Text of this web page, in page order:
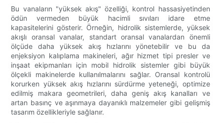
Bu vanaların "yüksek akış" özelliği, kontrol hassasiyetinden
ödün vermeden büyük hacimli sıvıları idare etme
kapasitelerini gösterir. Örneğin, hidrolik sistemlerde, yüksek
akışlı oransal vanalar, standart oransal vanalardan önemli
ölçüde daha yüksek akış hızlarını yönetebilir ve bu da
enjeksiyon kalıplama makineleri, ağır hizmet tipi presler ve
inşaat ekipmanları için mobil hidrolik sistemler gibi büyük
ölçekli makinelerde kullanılmalarını sağlar. Oransal kontrolü
korurken yüksek akış hızlarını sürdürme yeteneği, optimize
edilmiş makara geometrileri, daha geniş akış kanalları ve
artan basınç ve aşınmaya dayanıklı malzemeler gibi gelişmiş
tasarım özellikleriyle sağlanır.